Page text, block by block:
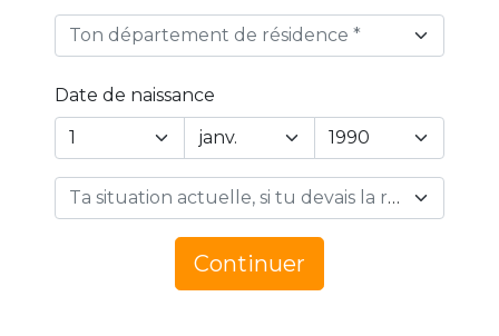
Ton département de résidence *
Date de naissance
Year
Day
Ta situation actuelle, si tu devais la résumer en 1 mot… *
Continuer